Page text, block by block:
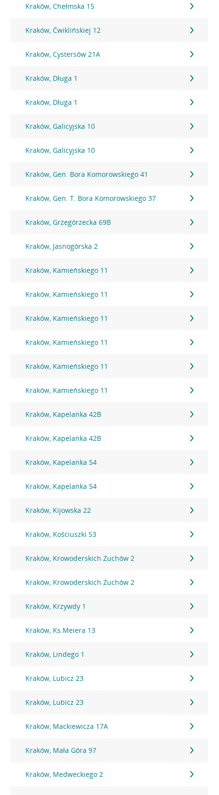
Kraków, Chełmska 15
Kraków, Ćwiklińskiej 12
Kraków, Cystersów 21A
Kraków, Długa 1
Kraków, Długa 1
Kraków, Galicyjska 10
Kraków, Galicyjska 10
Kraków, Gen. Bora Komorowskiego 41
Kraków, Gen. T. Bora Komorowskiego 37
Kraków, Grzegórzecka 69B
Kraków, Jasnogórska 2
Kraków, Kamieńskiego 11
Kraków, Kamieńskiego 11
Kraków, Kamieńskiego 11
Kraków, Kamieńskiego 11
Kraków, Kamieńskiego 11
Kraków, Kamieńskiego 11
Kraków, Kapelanka 42B
Kraków, Kapelanka 42B
Kraków, Kapelanka 54
Kraków, Kapelanka 54
Kraków, Kijowska 22
Kraków, Kościuszki 53
Kraków, Krowoderskich Zuchów 2
Kraków, Krowoderskich Zuchów 2
Kraków, Krzywdy 1
Kraków, Ks.Meiera 13
Kraków, Lindego 1
Kraków, Lubicz 23
Kraków, Lubicz 23
Kraków, Mackiewicza 17A
Kraków, Mała Góra 97
Kraków, Medweckiego 2